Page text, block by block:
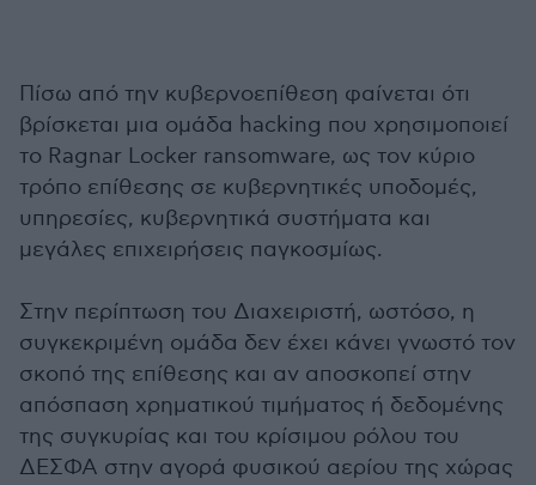
Πίσω από την κυβερνοεπίθεση φαίνεται ότι
βρίσκεται μια ομάδα hacking που χρησιμοποιεί
το Ragnar Locker ransomware, ως τον κύριο
τρόπο επίθεσης σε κυβερνητικές υποδομές,
υπηρεσίες, κυβερνητικά συστήματα και
μεγάλες επιχειρήσεις παγκοσμίως.
Στην περίπτωση του Διαχειριστή, ωστόσο, η
συγκεκριμένη ομάδα δεν έχει κάνει γνωστό τον
σκοπό της επίθεσης και αν αποσκοπεί στην
απόσπαση χρηματικού τιμήματος ή δεδομένης
της συγκυρίας και του κρίσιμου ρόλου του
ΔΕΣΦΑ στην αγορά φυσικού αερίου της χώρας